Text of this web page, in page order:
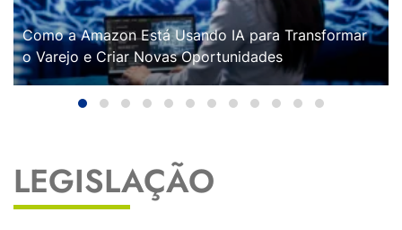
Como a Amazon Está Usando IA para Transformar
o Varejo e Criar Novas Oportunidades
LEGISLAÇÃO